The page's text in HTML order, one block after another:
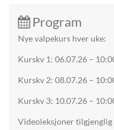
VALPEKURS ONLINE
Program
Nye valpekurs hver uke:
Kurskv 1: 06.07.26 –
Kurskv 2: 08.07.26 –
Kurskv 3: 10.07.26 –
Videoleksjoner